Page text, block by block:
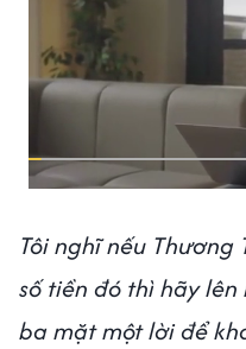
Tôi nghĩ nếu
số tiền đó thì hãy
ba mặt một lời để